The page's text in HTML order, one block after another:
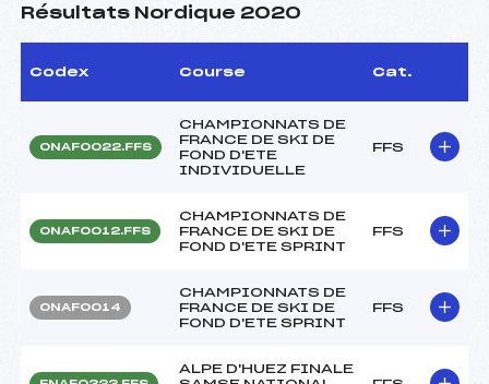
Résultats Nordique 2020
Codex Course Cat.
ONAF0022.FFS
CHAMPIONNATS DE
FRANCE DE SKI DE
FOND D'ETE
INDIVIDUELLE
FFS
ONAF0012.FFS
CHAMPIONNATS DE
FRANCE DE SKI DE
FOND D'ETE SPRINT
FFS
ONAF0014
CHAMPIONNATS DE
FRANCE DE SKI DE
FOND D'ETE SPRINT
FFS
ALPE D'HUEZ FINALE